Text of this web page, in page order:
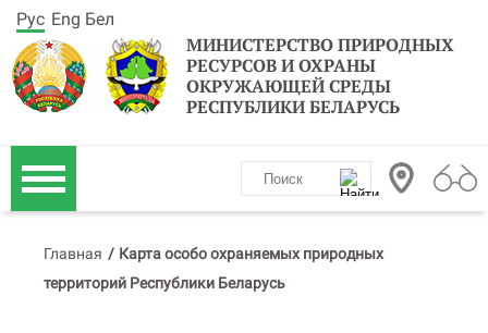
МИНИСТЕРСТВО ПРИРОДНЫХ
РЕСУРСОВ И ОХРАНЫ
ОКРУЖАЮЩЕЙ СРЕДЫ
РЕСПУБЛИКИ БЕЛАРУСЬ
Рус Eng Бел
Главная / Карта особо охраняемых природных
территорий Республики Беларусь